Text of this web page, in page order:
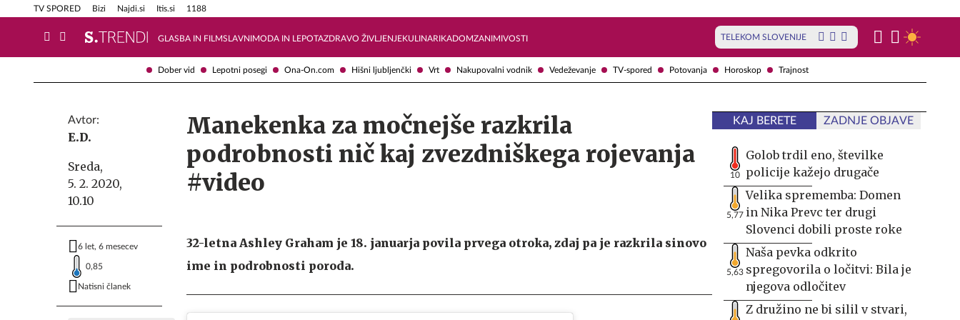
Dober vid Lepotni posegi Ona-On.com Hišni ljubljenčki Vrt Nakupovalni vodnik Vedeževanje TV-spored Potovanja Horoskop Trajnost
TV SPORED Bizi Najdi.si Itis.si 1188
GLASBA IN FILMSLAVNIMODA IN LEPOTAZDRAVO ŽIVLJENJEKULINARIKADOMZANIMIVOSTI TELEKOM SLOVENIJE
Info in obvestila Tehnik
Avtor:
E.D.
Sreda,
5. 2. 2020,
10.10
6 let, 6 mesecev
0,85
Natisni članek
Manekenka za močnejše razkrila
podrobnosti nič kaj zvezdniškega rojevanja
#video
32-letna Ashley Graham je 18. januarja povila prvega otroka, zdaj pa je razkrila sinovo
ime in podrobnosti poroda.
KAJ BERETE ZADNJE OBJAVE
10
Golob trdil eno, številke
policije kažejo drugače
5,77
Velika sprememba: Domen
in Nika Prevc ter drugi
Slovenci dobili proste roke
5,63
Naša pevka odkrito
spregovorila o ločitvi: Bila je
njegova odločitev
Z družino ne bi silil v stvari,